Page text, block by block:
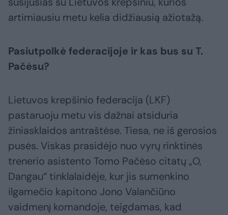
artimiausiu metu kelia didžiausią ažiotažą.
Pasiutpolkė federacijoje ir kas bus su T.
Pačėsu?
Lietuvos krepšinio federacija (LKF)
pastaruoju metu vis dažnai atsiduria
žiniasklaidos antraštėse. Tiesa, ne iš gerosios
pusės. Viskas prasidėjo nuo vyrų rinktinės
trenerio asistento Tomo Pačėso citatų „O,
Dangau“ tinklalaidėje, kur jis sumenkino
ilgamečio kapitono Jono Valančiūno
vaidmenį komandoje, teigdamas, kad